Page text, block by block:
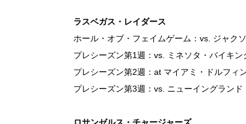
ラスベガス・レイダース
ホール・オブ・フェイムゲーム：vs. ジャク
プレシーズン第1週：vs. ミネソタ・バイキン
プレシーズン第2週：at マイアミ・ドルフィ
プレシーズン第3週：vs. ニューイングランド